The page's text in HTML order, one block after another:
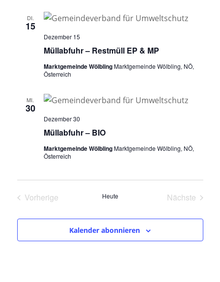
DI.
15
Müllabfuhr – Restmüll EP & MP
Dezember 15
Marktgemeinde WölblingMarktgemeinde Wölbling, NÖ,
Österreich
MI.
30
Müllabfuhr – BIO
Dezember 30
Marktgemeinde WölblingMarktgemeinde Wölbling, NÖ,
Österreich
Vorherige
Heute
Nächste
Kalender abonnieren